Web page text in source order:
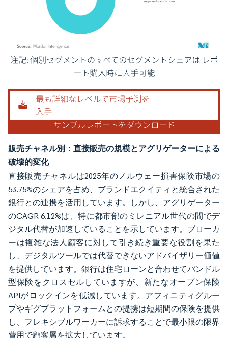
画像 © Mordor Intelligence。再利用にはCC BY 4.0の表示が必要です。
販売チャネル別：直接販売の規模とアグリゲーターによる
破壊的変化
直接販売チャネルは2025年のノルウェー損害保険市場の
53.75%のシェアを占め、ブランドエクイティと統合された
銀行との連携を活用しています。しかし、アグリゲーター
のCAGR 6.12%は、特に都市部のミレニアル世代の間でデ
ジタル代替が加速していることを示しています。ブローカ
ーは複雑な法人顧客に対して引き続き重要な役割を果た
し、デジタルツールでは代替できないアドバイザリー価値
を提供しています。銀行は住宅ローンと合わせてバンドル
型保険をクロスセルしていますが、新たなオープン保険
APIがロックインを低減しています。アフィニティグルー
プやギグプラットフォームとの提携は短期間の保険を提供
し、フレキシブルワーカーに訴求することで最小限の限界
費用で顧客層を拡大しています。